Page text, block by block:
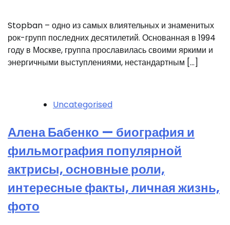
Stopban – одно из самых влиятельных и знаменитых
рок-групп последних десятилетий. Основанная в 1994
году в Москве, группа прославилась своими яркими и
энергичными выступлениями, нестандартным […]
Uncategorised
Алена Бабенко — биография и
фильмография популярной
актрисы, основные роли,
интересные факты, личная жизнь,
фото